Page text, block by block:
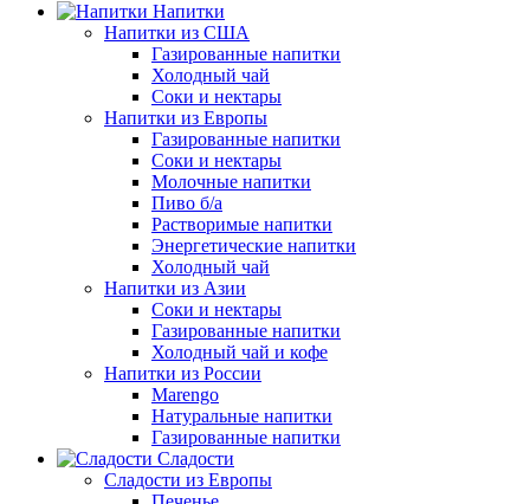
Напитки
Напитки из США
Газированные напитки
Холодный чай
Соки и нектары
Напитки из Европы
Газированные напитки
Соки и нектары
Молочные напитки
Пиво б/а
Растворимые напитки
Энергетические напитки
Холодный чай
Напитки из Азии
Соки и нектары
Газированные напитки
Холодный чай и кофе
Напитки из России
Marengo
Натуральные напитки
Газированные напитки
Сладости
Сладости из Европы